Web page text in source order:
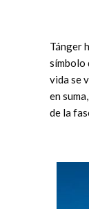
Tánger
símbolo
vida se
en
de la